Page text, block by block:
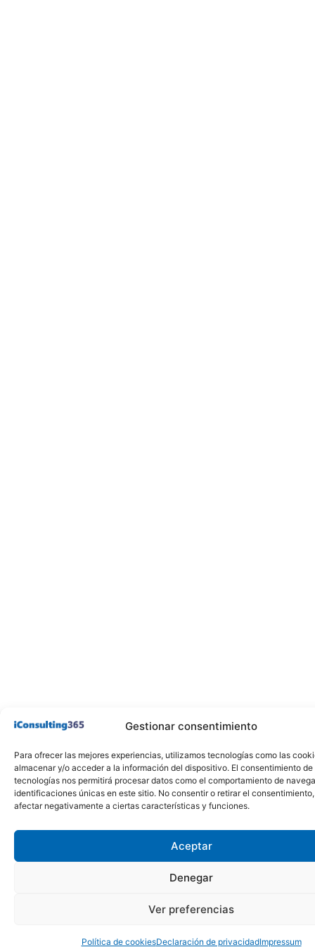
Gestionar consentimiento
Para ofrecer las mejores experiencias, utilizamos tecnologías como las
almacenar y/o acceder a la información del dispositivo. El consentimiento de
tecnologías nos permitirá procesar datos como el comportamiento de
identificaciones únicas en este sitio. No consentir o retirar el
afectar negativamente a ciertas características y funciones.
Aceptar
Denegar
Ver preferencias
Política de cookiesDeclaración de privacidadImpressum